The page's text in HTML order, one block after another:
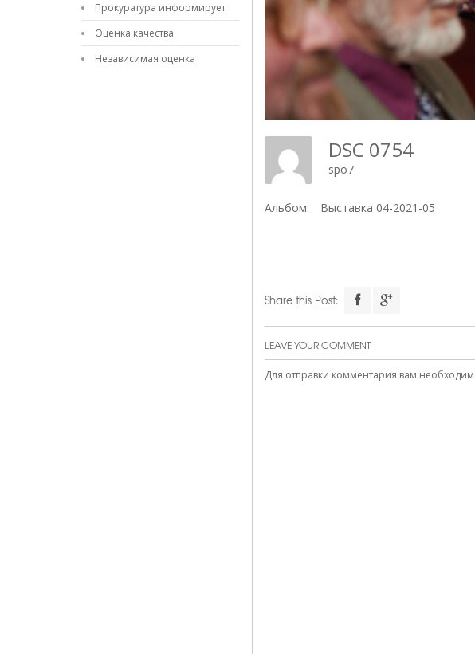
DSC 0754
spo7
Альбом: Выставка 04-2021-05
Share this Post:
LEAVE YOUR COMMENT
Для отправки комментария вам
Прокуратура информирует
Оценка качества
Независимая оценка